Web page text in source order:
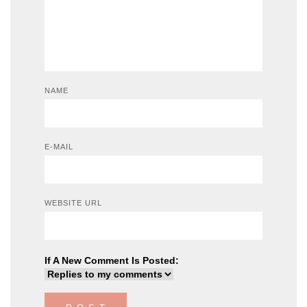
NAME
E-MAIL
WEBSITE URL
If A New Comment Is Posted: